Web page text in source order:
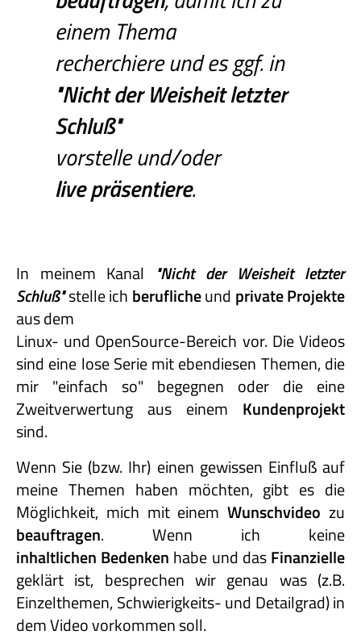
einem Thema
recherchiere und es ggf. in
"Nichtder Weisheitletzter
Schluß"
vorstelle und/oder
live präsentiere.
In meinem Kanal "Nicht der Weisheit letzter
Schluß"stelle ich beruflicheund privateProjekte
aus dem
Linux- und OpenSource-Bereich vor. Die Videos
sind eine lose Serie mit ebendiesen Themen, die
mir "einfach so" begegnen oder die eine
Zweitverwertung aus einem Kundenprojekt
sind.
Wenn Sie (bzw. Ihr) einen gewissen Einfluß auf
meine Themen haben möchten, gibt es die
Möglichkeit, mich mit einemWunschvideo zu
beauftragen. Wenn ich keine
inhaltlichen Bedenken habe und dasFinanzielle
geklärt ist, besprechen wir genau was (z.B.
Einzelthemen, Schwierigkeits- und Detailgrad) in
dem Video vorkommen soll.